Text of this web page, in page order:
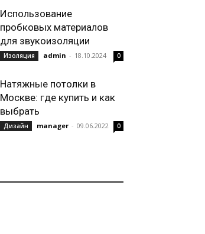
Использование
пробковых материалов
для звукоизоляции
Изоляция admin - 18.10.2024 0
Натяжные потолки в
Москве: где купить и как
выбрать
Дизайн manager - 09.06.2022 0